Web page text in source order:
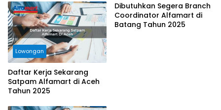
Lowongan
Daftar Kerja Sekarang
Satpam Alfamart di Aceh
Tahun 2025
Dibutuhkan Segera Branch
Coordinator Alfamart di
Batang Tahun 2025